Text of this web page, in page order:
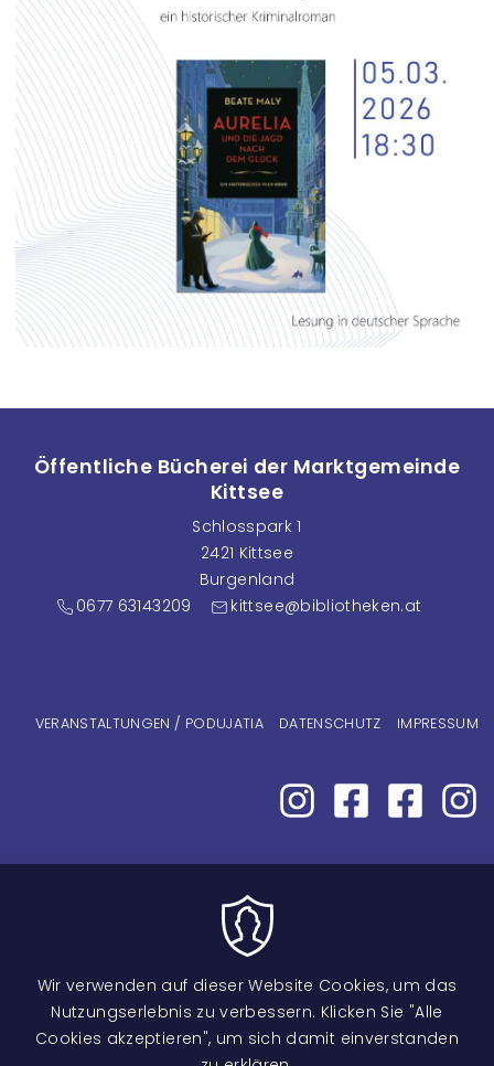
Öffentliche Bücherei der Marktgemeinde
Kittsee
Schlosspark 1
2421 Kittsee
Burgenland
0677 63143209
kittsee@bibliotheken.at
Fußzeilenmenü
VERANSTALTUNGEN / PODUJATIA DATENSCHUTZ IMPRESSUM
Wir verwenden auf dieser Website Cookies, um das
Nutzungserlebnis zu verbessern. Klicken Sie "Alle
Cookies akzeptieren", um sich damit einverstanden